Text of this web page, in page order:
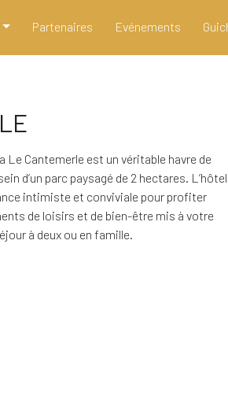
Partenaires Evénements
Le Cantemerle est un véritable havre de
d’un parc paysagé de 2 hectares. L’hôtel
intimiste et conviviale pour profiter
de loisirs et de bien-être mis à votre
à deux ou en famille.